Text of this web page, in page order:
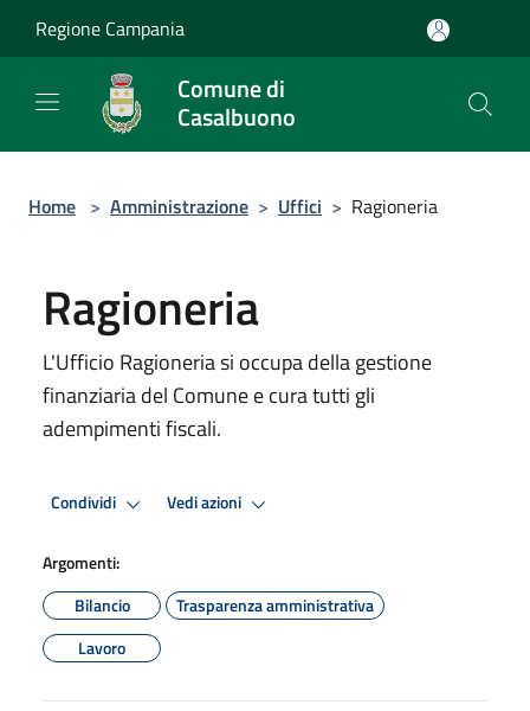
Regione Campania
Comune di
Casalbuono
Home > Amministrazione > Uffici > Ragioneria
Ragioneria
L'Ufficio Ragioneria si occupa della gestione
finanziaria del Comune e cura tutti gli
adempimenti fiscali.
Condividi Vedi azioni
Argomenti:
Bilancio
Trasparenza amministrativa
Lavoro